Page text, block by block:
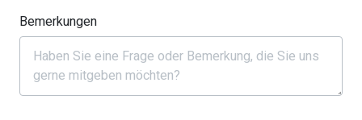
Bemerkungen